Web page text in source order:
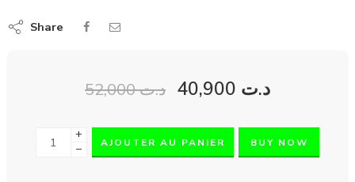
Share
د.ت52,000 د.ت
+
−
AJOUTER AU PANIER BUY NOW